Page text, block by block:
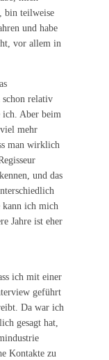
bin teilweise
und habe
vor allem in
schon relativ
ich. Aber beim
mehr
man wirklich
und das
kann ich mich
Jahre ist eher
ich mit einer
geführt
Da war ich
gesagt hat,
Kontakte zu